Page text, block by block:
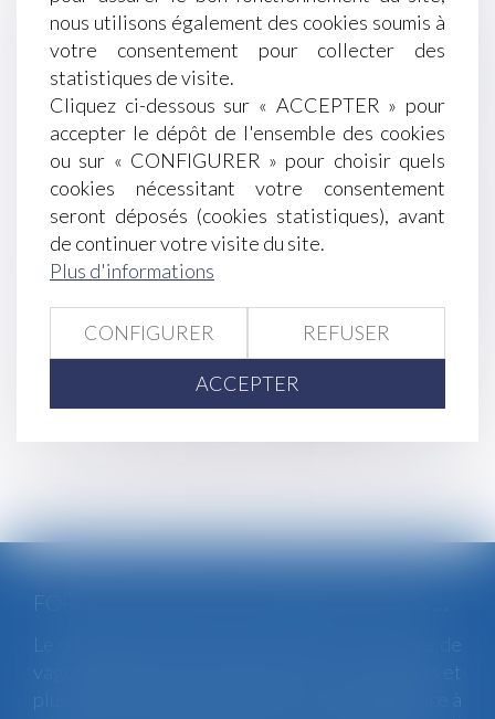
Succession : quelles règles pour les enfants,
petits-enfants et arrière-petits-enfants ?
Les mesures des Urssaf pour soutenir les
employeurs et indépendants confrontés aux
incendies
Un divorce favorise une «exhérédation» par
testament
Le non-respect d’une procédure conventionnelle
après le licenciement invalide-t-il ce dernier ?
Rentrée scolaire 2022 : quelles sont les règles
prévues par le Code du travail ?
Pouvoir d’achat : quelles sont les mesures de
soutien adoptées ?
120 121
125 ... > >>
Le changement climatique entraine la survenue de
vagues de chaleur plus fréquentes, plus longues et
plus intenses. Depuis la fin mai, la France fait face à
nous utilisons également des cookies soumis à
votre consentement pour collecter des
statistiques de visite.
Cliquez ci-dessous sur « ACCEPTER » pour
accepter le dépôt de l'ensemble des cookies
ou sur « CONFIGURER » pour choisir quels
cookies nécessitant votre consentement
seront déposés (cookies statistiques), avant
de continuer votre visite du site.
Plus d'informations
CONFIGURER REFUSER
ACCEPTER